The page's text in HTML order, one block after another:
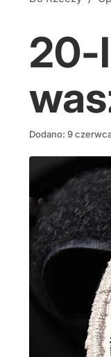
20-
Dodano: 9